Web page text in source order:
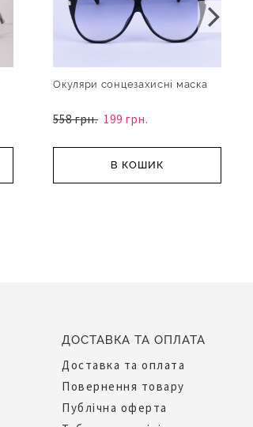
Окуляри сонцезахисні маска
558 грн. 199 грн.
В КОШИК
ДОСТАВКА ТА ОПЛАТА
Доставка та оплата
Повернення товару
Публічна оферта